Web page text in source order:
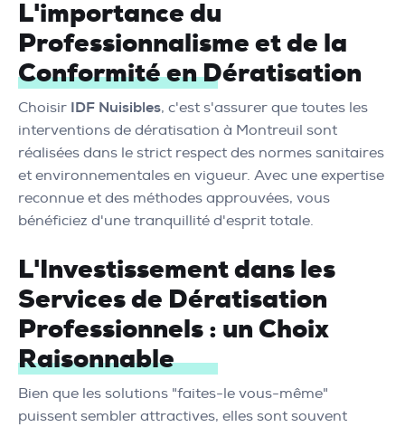
L'importance du
Professionnalisme et de la
Conformité en Dératisation
Choisir IDF Nuisibles, c'est s'assurer que toutes les
interventions de dératisation à Montreuil sont
réalisées dans le strict respect des normes sanitaires
et environnementales en vigueur. Avec une expertise
reconnue et des méthodes approuvées, vous
bénéficiez d'une tranquillité d'esprit totale.
L'Investissement dans les
Services de Dératisation
Professionnels : un Choix
Raisonnable
Bien que les solutions "faites-le vous-même"
puissent sembler attractives, elles sont souvent